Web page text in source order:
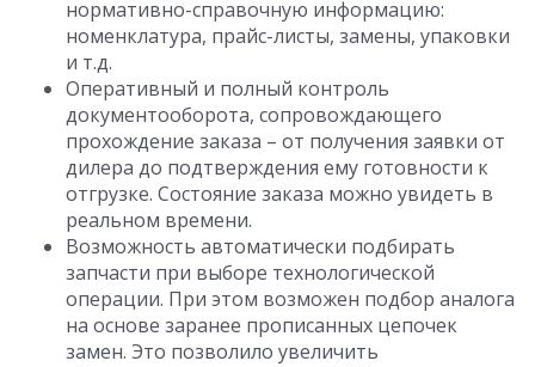
нормативно-справочную информацию:
номенклатура, прайс-листы, замены, упаковки
и т.д.
Оперативный и полный контроль
документооборота, сопровождающего
прохождение заказа – от получения заявки от
дилера до подтверждения ему готовности к
отгрузке. Состояние заказа можно увидеть в
реальном времени.
Возможность автоматически подбирать
запчасти при выборе технологической
операции. При этом возможен подбор аналога
на основе заранее прописанных цепочек
замен. Это позволило увеличить